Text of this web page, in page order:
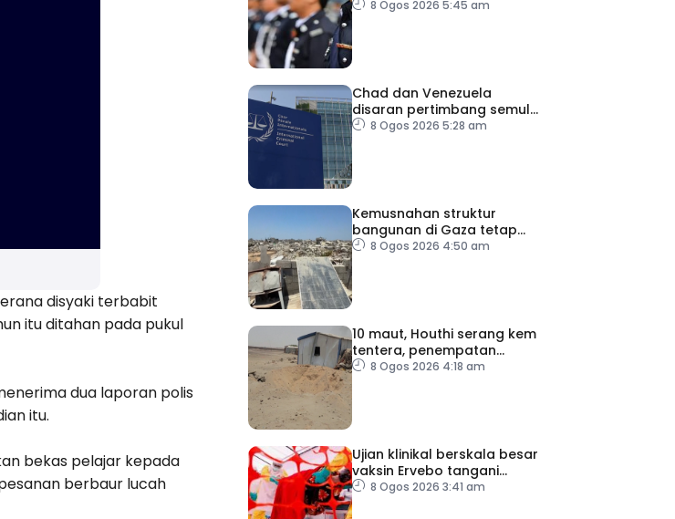
disyaki terbabit
itu ditahan pada pukul
dua laporan polis
itu.
bekas pelajar kepada
berbaur lucah
profesionalisme, perkukuh
8 Ogos 2026 5:45 am
Chad dan Venezuela
disaran pertimbang semula
keputusan tarik diri
8 Ogos 2026 5:28 am
Kemusnahan struktur
bangunan di Gaza tetap
catat peningkatan
8 Ogos 2026 4:50 am
10 maut, Houthi serang kem
tentera, penempatan
pelarian
8 Ogos 2026 4:18 am
Ujian klinikal berskala besar
vaksin Ervebo tangani
wabak Ebola
8 Ogos 2026 3:41 am